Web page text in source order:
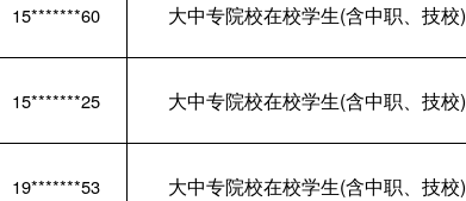
15*******60 大中专院校在校学生(含中职、技校)
15*******25 大中专院校在校学生(含中职、技校)
19*******53 大中专院校在校学生(含中职、技校)